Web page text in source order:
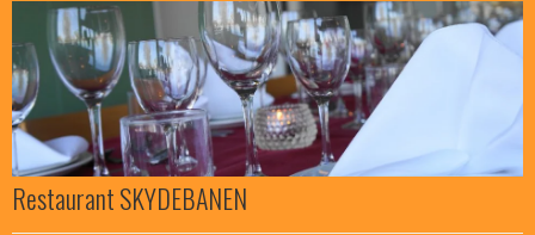
Restaurant SKYDEBANEN